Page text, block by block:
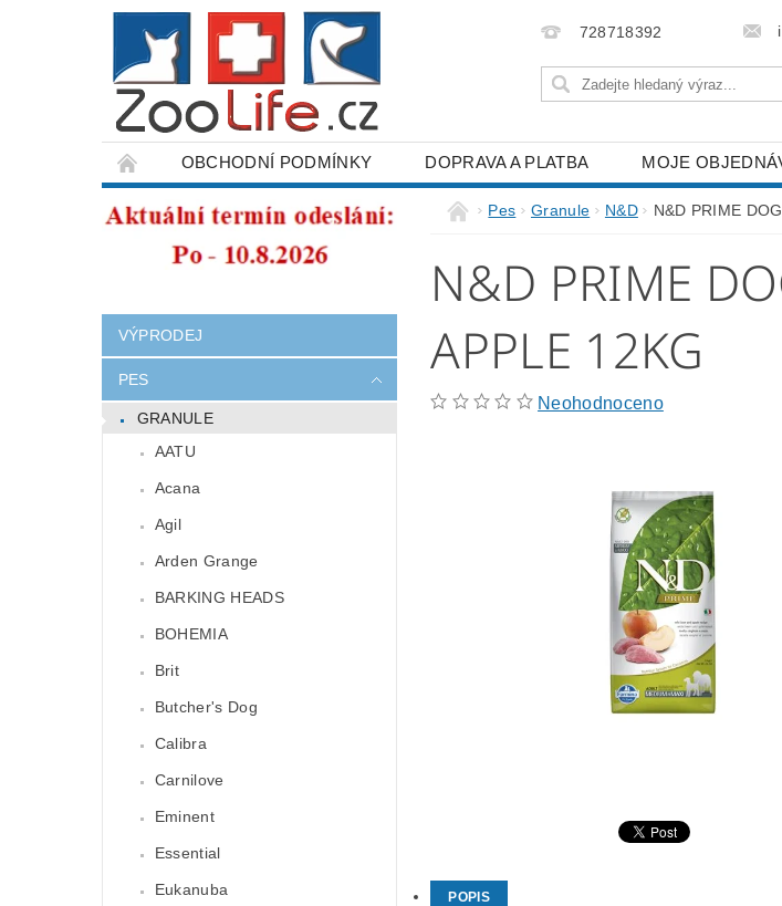
728718392
OBCHODNÍ PODMÍNKY DOPRAVA A PLATBA MOJE
ODSTOUPENÍ OD SMLOUVY
VÝPRODEJ
PES
GRANULE
AATU
Acana
Agil
Arden Grange
BARKING HEADS
BOHEMIA
Brit
Butcher's Dog
Calibra
Carnilove
Eminent
Essential
Eukanuba
Pes Granule N&D N&D PRIME
N&D PRIME
APPLE 12KG
Neohodnoceno
POPIS